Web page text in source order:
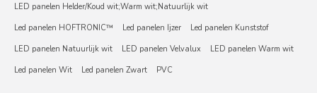
LED panelen Helder/Koud wit;Warm wit;Natuurlijk wit
Led panelen HOFTRONIC™
Led panelen Ijzer
Led panelen Kunststof
LED panelen Natuurlijk wit
LED panelen Velvalux
LED panelen Warm wit
Led panelen Wit
Led panelen Zwart PVC